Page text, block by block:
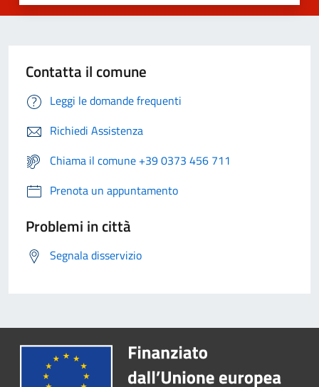
Contatta il comune
Leggi le domande frequenti
Richiedi Assistenza
Chiama il comune +39 0373 456 711
Prenota un appuntamento
Problemi in città
Segnala disservizio